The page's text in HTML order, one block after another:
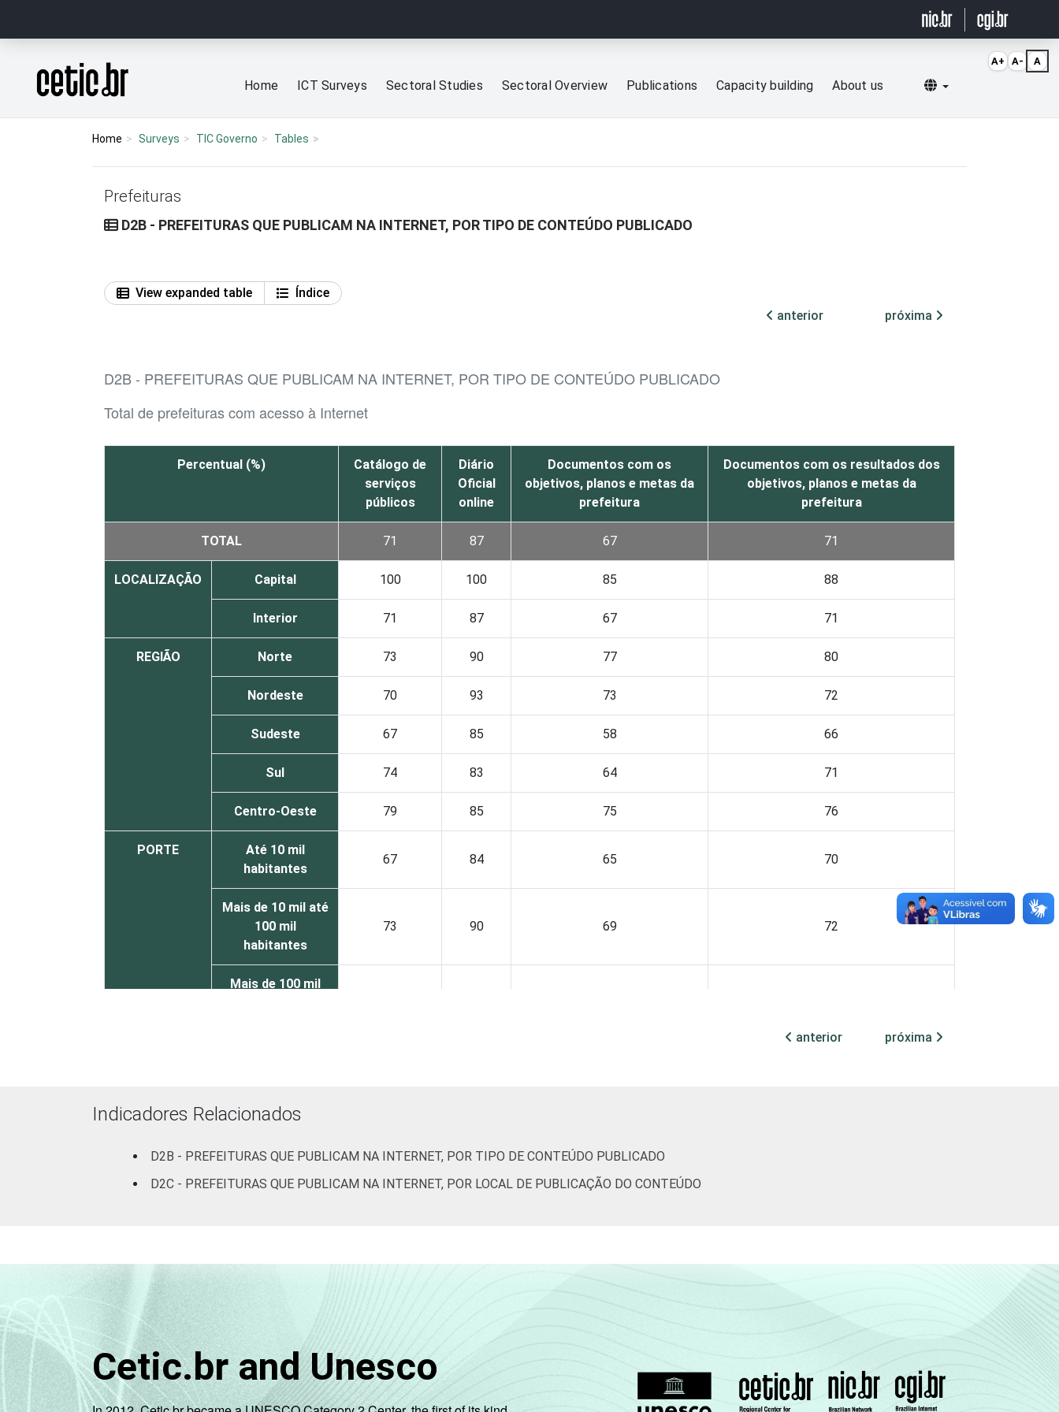
Página inicial
Home ICT Surveys Sectoral Studies Sectoral Overview Publications Capacity building About us Selecionar idioma
Home Surveys TIC Governo Tables
Prefeituras
D2B - PREFEITURAS QUE PUBLICAM NA INTERNET, POR TIPO DE CONTEÚDO PUBLICADO
View expanded table
Índice
anterior
próxima
D2B - PREFEITURAS QUE PUBLICAM NA INTERNET, POR TIPO DE CONTEÚDO PUBLICADO
Total de prefeituras com acesso à Internet
Percentual (%)
Catálogo de
serviços
públicos
Diário
Oficial
online
Documentos com os
objetivos, planos e metas da
prefeitura
Documentos com os resultados dos
objetivos, planos e metas da
prefeitura
TOTAL 71 87 67 71
LOCALIZAÇÃO Capital 100 100 85 88
Interior 71 87 67 71
REGIÃO Norte 73 90 77 80
Nordeste 70 93 73 72
Sudeste 67 85 58 66
Sul 74 83 64 71
Centro-Oeste 79 85 75 76
PORTE
Até 10 mil
habitantes
67 84 65 70
Mais de 10 mil até
100 mil
habitantes
73 90 69 72
Mais de 100 mil
Fonte: CGI.br/NIC.br, Centro Regional de Estudos para o Desenvolvimento da Sociedade da Informação (Cetic.br), Pesquisa sobre o uso das
anterior próxima
Indicadores Relacionados
D2B - PREFEITURAS QUE PUBLICAM NA INTERNET, POR TIPO DE CONTEÚDO PUBLICADO
D2C - PREFEITURAS QUE PUBLICAM NA INTERNET, POR LOCAL DE PUBLICAÇÃO DO CONTEÚDO
Cetic.br and Unesco
A+ A- A